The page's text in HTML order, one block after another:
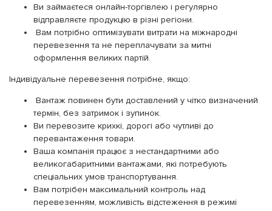
Ви займаєтеся онлайн-торгівлею і регулярно
відправляєте продукцію в різні регіони.
Вам потрібно оптимізувати витрати на міжнародні
перевезення та не переплачувати за митні
оформлення великих партій.
Індивідуальне перевезення потрібне, якщо:
Вантаж повинен бути доставлений у чітко визначений
термін, без затримок і зупинок.
Ви перевозите крихкі, дорогі або чутливі до
перевантаження товари.
Ваша компанія працює з нестандартними або
великогабаритними вантажами, які потребують
спеціальних умов транспортування.
Вам потрібен максимальний контроль над
перевезенням, можливість відстеження в режимі